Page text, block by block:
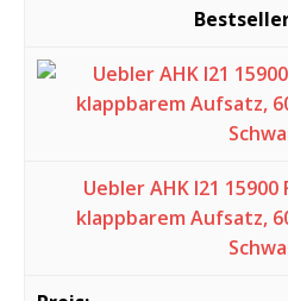
Uebler AHK I21
klappbarem Aufsatz,